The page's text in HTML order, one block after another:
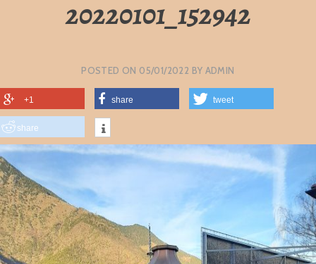
20220101_152942
POSTED ON 05/01/2022 BY ADMIN
+1 share tweet
share